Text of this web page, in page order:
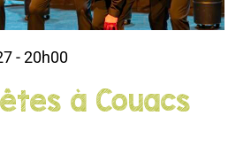
à Couacs
- 20h00